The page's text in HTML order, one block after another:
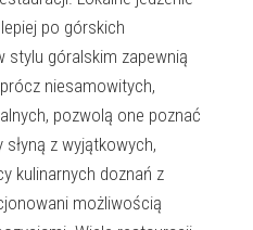
po górskich
stylu góralskim zapewnią
niesamowitych,
pozwolą one poznać
z wyjątkowych,
kulinarnych doznań z
możliwością